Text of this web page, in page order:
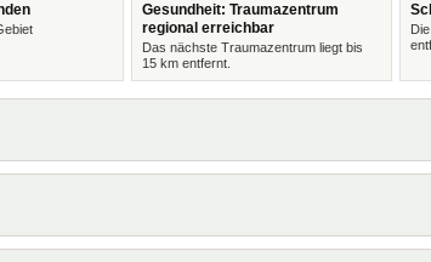
Gesundheit: Traumazentrum
regional erreichbar
Das nächste Traumazentrum liegt bis
15 km entfernt.